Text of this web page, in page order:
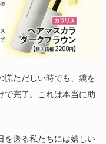
慌ただしい時でも、鏡を
で完了。これは本当に助
を送る私たちには嬉しい